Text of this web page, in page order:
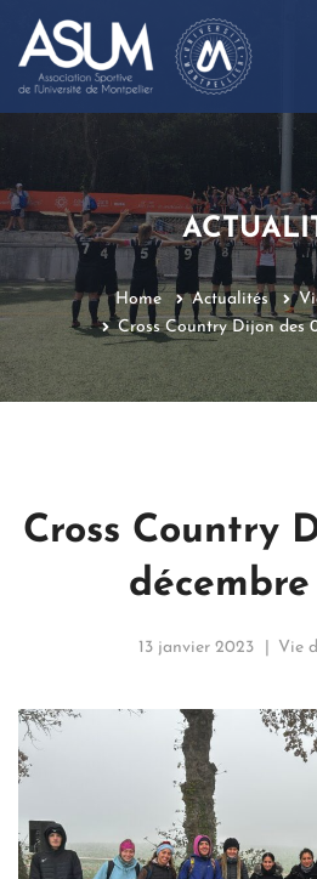
Home Actualités
Cross Country Dijon des
Cross Country
13 janvier 2023 Vie